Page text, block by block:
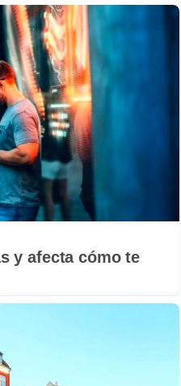
y afecta cómo te